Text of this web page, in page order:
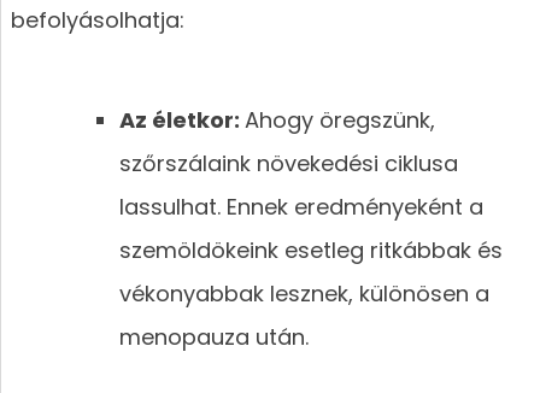
befolyásolhatja:
Az életkor: Ahogy öregszünk,
szőrszálaink növekedési ciklusa
lassulhat. Ennek eredményeként a
szemöldökeink esetleg ritkábbak és
vékonyabbak lesznek, különösen a
menopauza után.